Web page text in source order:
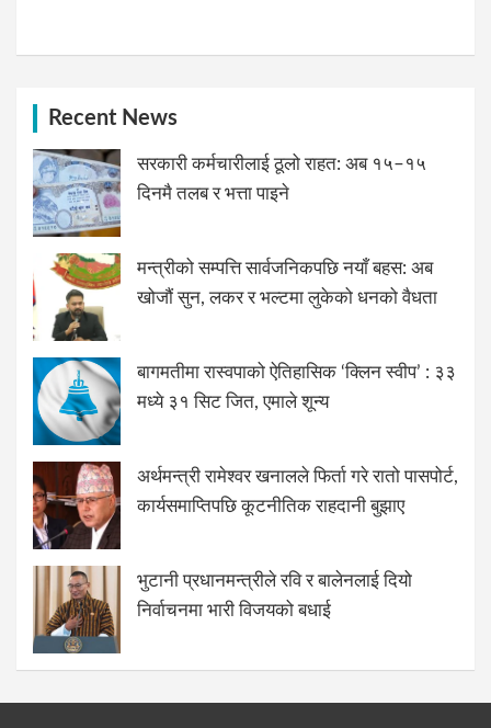
Recent News
सरकारी कर्मचारीलाई ठूलो राहत: अब १५–१५
दिनमै तलब र भत्ता पाइने
मन्त्रीको सम्पत्ति सार्वजनिकपछि नयाँ बहस: अब
खोजौं सुन, लकर र भल्टमा लुकेको धनको वैधता
बागमतीमा रास्वपाको ऐतिहासिक ‘क्लिन स्वीप’ : ३३
मध्ये ३१ सिट जित, एमाले शून्य
अर्थमन्त्री रामेश्वर खनालले फिर्ता गरे रातो पासपोर्ट,
कार्यसमाप्तिपछि कूटनीतिक राहदानी बुझाए
भुटानी प्रधानमन्त्रीले रवि र बालेनलाई दियो
निर्वाचनमा भारी विजयको बधाई